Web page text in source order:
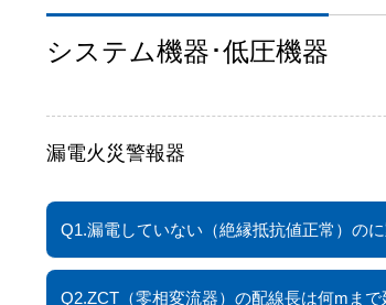
システム機器･低圧機器
漏電火災警報器
Q1.漏電していない（絶縁抵抗値正常）の
Q2.ZCT（零相変流器）の配線長は何mまで